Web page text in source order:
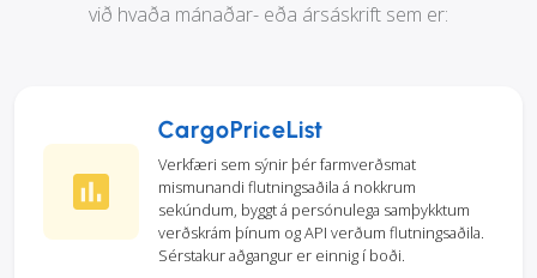
við hvaða mánaðar- eða ársáskrift sem er:
CargoPriceList
Verkfæri sem sýnir þér farmverðsmat
mismunandi flutningsaðila á nokkrum
sekúndum, byggt á persónulega samþykktum
verðskrám þínum og API verðum flutningsaðila.
Sérstakur aðgangur er einnig í boði.